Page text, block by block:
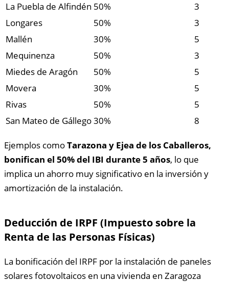
La Puebla de Alfindén 50%
3
Longares
50%
3
Mallén
30%
5
Mequinenza
50%
3
Miedes de Aragón
50%
5
Movera
30%
5
Rivas
50%
5
San Mateo de Gállego30% 8
Ejemplos comoTarazona y Ejea de los Caballeros,
bonifican el 50% del IBI durante 5 años, lo que
implica un ahorro muy significativo en la inversión y
amortización de la instalación.
Deducción de IRPF (Impuesto sobre la
Renta de las Personas Físicas)
La bonificación del IRPF por la instalación de paneles
solares fotovoltaicos en una vivienda en Zaragoza